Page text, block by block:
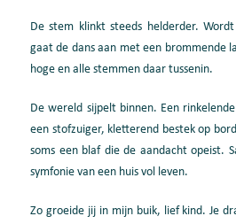
De stem klinkt steeds helderder.
gaat de dans aan met een brommende
hoge en alle stemmen daar tussenin.
De wereld sijpelt binnen. Een
een stofzuiger, kletterend bestek op
soms een blaf die de aandacht opeist.
symfonie van een huis vol leven.
Zo groeide jij in mijn buik, lief kind. Je